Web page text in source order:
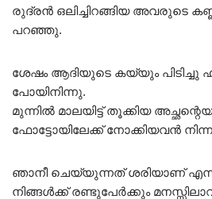
രുദ്രൻ ഒലിച്ചിറങ്ങിയ അവരുടെ
പറഞ്ഞു.
ശേഷം ആദിയുടെ കയ്യും പിടിച്ചു
പോയിനിന്നു.
മുന്നിൽ മാലയിട്ട് തൂക്കിയ
ഫോട്ടോയിലേക്ക് നോക്കിയവൻ
ഞാനീ ചെയ്യുന്നത് ശരിയാണ് എന്ന്
നിങ്ങൾക്ക് രണ്ടുപേർക്കും